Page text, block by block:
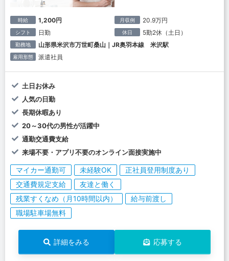
時給 1,200円 月収例 20.9万円
シフト 日勤 休日 5勤2休（土日）
勤務地 山形県米沢市万世町桑山｜JR奥羽本線 米沢駅
雇用形態 派遣社員
土日お休み
人気の日勤
長期休暇あり
20～30代の男性が活躍中
通勤交通費支給
来場不要・アプリ不要のオンライン面接実施中
マイカー通勤可 未経験OK
正社員登用制度あり
交通費規定支給
友達と働く
残業すくなめ（月10時間以内）
給与前渡し
職場駐車場無料
詳細をみる 応募する